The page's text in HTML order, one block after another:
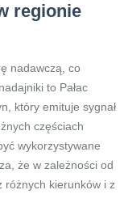
regionie
nadawczą, co
to Pałac
który emituje sygnał
częściach
wykorzystywane
że w zależności od
różnych kierunków i z